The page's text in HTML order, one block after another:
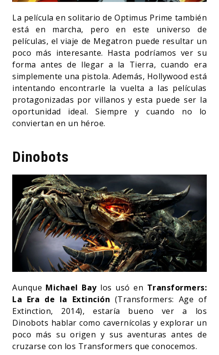
La película en solitario de Optimus Prime también
está en marcha, pero en este universo de
películas, el viaje de Megatron puede resultar un
poco más interesante. Hasta podríamos ver su
forma antes de llegar a la Tierra, cuando era
simplemente una pistola. Además, Hollywood está
intentando encontrarle la vuelta a las películas
protagonizadas por villanos y esta puede ser la
oportunidad ideal. Siempre y cuando no lo
conviertan en un héroe.
Dinobots
Aunque Michael Baylos usó en Transformers:
La Era de la Extinción (Transformers: Age of
Extinction, 2014), estaría bueno ver a los
Dinobots hablar como cavernícolas y explorar un
poco más su origen y sus aventuras antes de
cruzarse con los Transformers que conocemos.